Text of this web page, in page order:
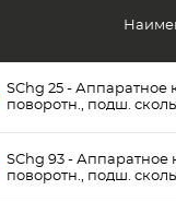
SChg 25 - Аппаратное
поворотн., подш.
SChg 93 - Аппаратное
поворотн., подш.